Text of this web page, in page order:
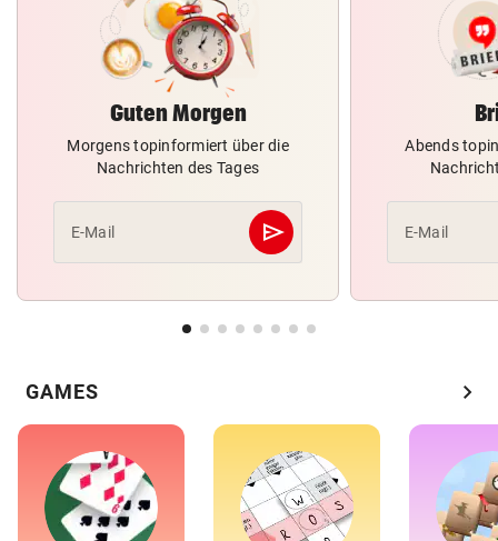
Guten Morgen
Morgens topinformiert über die
Nachrichten des Tages
E-Mail send
Abschicken
Abends
E-Mail
GAMES chevron_right